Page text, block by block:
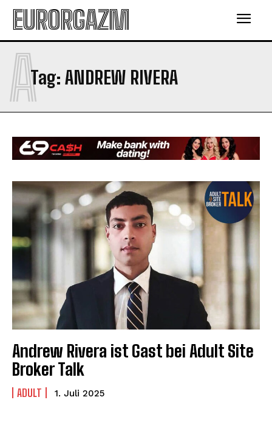
EURORGAZM
Tag: ANDREW RIVERA
A
Andrew Rivera ist Gast bei Adult Site
Broker Talk
ADULT 1. Juli 2025